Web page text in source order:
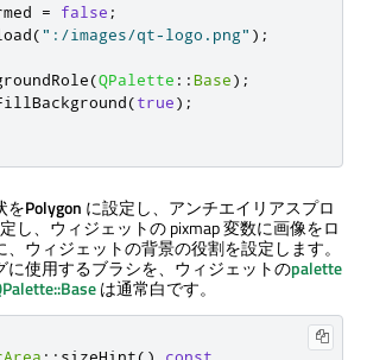
= false ;
(":/images/qt-logo.png" );
(QPalette ::Base);
(true);
をPolygon に設定し、アンチエイリアスプロ
し、ウィジェットの pixmap 変数に画像をロ
ウィジェットの背景の役割を設定します。
に使用するブラシを、ウィジェットのpalette
は通常白です。
:: sizeHint() const